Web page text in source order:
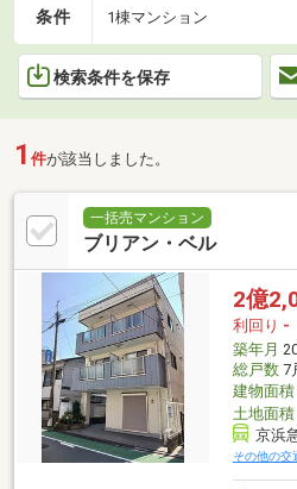
条件 1棟マンション
検索条件を保存
1 件が該当しました。
一括売マンション
ブリアン・ベル
2億
利回り -
築年月
総戸数7
建物面積
土地面積
京浜
その他の交